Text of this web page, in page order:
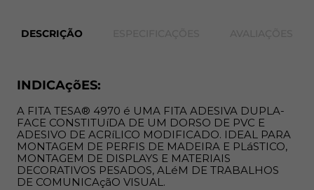
- ADEQUADA PARA A FIXAçãO DE MATERIAIS DE PVC
ADESãO
RUGOSAS
PARA MAIORES INFORMAçõES ENTRE EM CONTATO
CONOSCO
DESCRIÇÃO
INDICAçõES:
A FITA TESA® 4970 é UMA FITA ADESIVA DUPLA-
FACE CONSTITUíDA DE UM DORSO DE PVC E
ADESIVO DE ACRíLICO MODIFICADO. IDEAL PARA
MONTAGEM DE PERFIS DE MADEIRA E PLáSTICO,
MONTAGEM DE DISPLAYS E MATERIAIS
DECORATIVOS PESADOS, ALéM DE TRABALHOS
DE COMUNICAçãO VISUAL.